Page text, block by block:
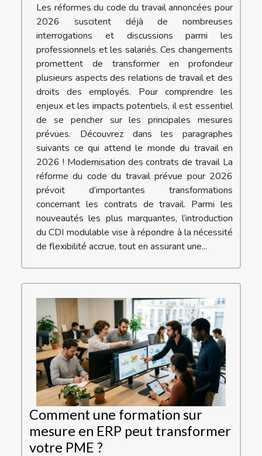
Les réformes du code du travail annoncées pour
2026 suscitent déjà de nombreuses
interrogations et discussions parmi les
professionnels et les salariés. Ces changements
promettent de transformer en profondeur
plusieurs aspects des relations de travail et des
droits des employés. Pour comprendre les
enjeux et les impacts potentiels, il est essentiel
de se pencher sur les principales mesures
prévues. Découvrez dans les paragraphes
suivants ce qui attend le monde du travail en
2026 ! Modernisation des contrats de travail La
réforme du code du travail prévue pour 2026
prévoit d’importantes transformations
concernant les contrats de travail. Parmi les
nouveautés les plus marquantes, l’introduction
du CDI modulable vise à répondre à la nécessité
de flexibilité accrue, tout en assurant une...
Comment une formation sur
mesure en ERP peut transformer
votre PME ?